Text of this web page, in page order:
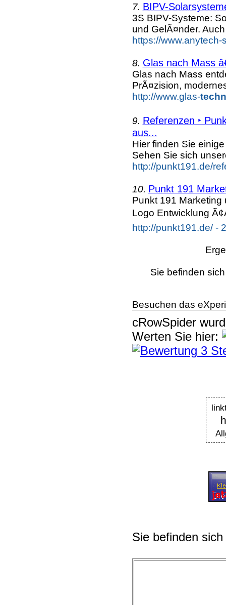
7. BIPV-
3S BIPV-Systeme:
und GelÃ¤nder. Auch
https://
8. Glas nach Mass
Glas nach Mass
PrÃ¤zision,
http://www.glas-
9. Referenzen ‣
aus...
Hier finden Sie
Sehen Sie sich
http://punkt191.de/
10. Punkt 191
Punkt 191 Marketing
Logo Entwicklung
http://punkt191.de/ -
Sie befinden
Besuchen das
cRowSpider
Werten Sie hier:
Sie befinden